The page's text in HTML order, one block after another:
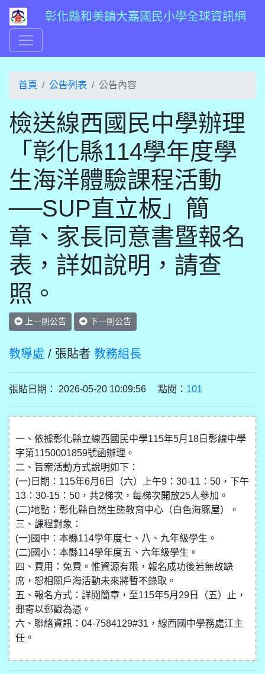
彰化縣和美鎮大嘉國民小學全球資訊網
首頁 公告列表 公告內容
檢送線西國民中學辦理
「彰化縣114學年度學
生海洋體驗課程活動
──SUP直立板」簡
章、家長同意書暨報名
表，詳如說明，請查
照。
上一則公告 下一則公告
教導處 / 張貼者 教務組長
張貼日期： 2026-05-20 10:09:56 點閱： 101
一、依據彰化縣立線西國民中學115年5月18日彰線中學
字第1150001859號函辦理。
二、旨案活動方式說明如下：
(一)日期：115年6月6日（六）上午9：30-11：50，下午
13：30-15：50，共2梯次，每梯次開放25人參加。
(二)地點：彰化縣自然生態教育中心（白色海豚屋）。
三、課程對象：
(一)國中：本縣114學年度七、八、九年級學生。
(二)國小：本縣114學年度五、六年級學生。
四、費用：免費。惟資源有限，報名成功後若無故缺
席，恕相關戶海活動未來將暫不錄取。
五、報名方式：詳閱簡章，至115年5月29日（五）止，
郵寄以郵戳為憑。
六、聯絡資訊：04-7584129#31，線西國中學務處江主
任。